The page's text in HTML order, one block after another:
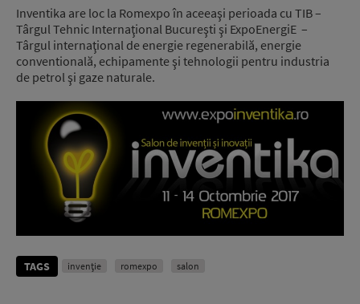
Inventika are loc la Romexpo în aceeaşi perioada cu TIB –
Târgul Tehnic Internaţional Bucureşti şi ExpoEnergiE –
Târgul internaţional de energie regenerabilă, energie
conventională, echipamente şi tehnologii pentru industria
de petrol şi gaze naturale.
TAGS invenţie romexpo salon